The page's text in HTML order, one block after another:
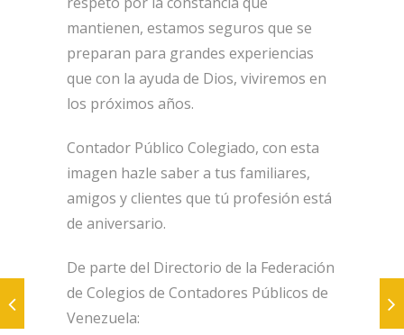
mantienen, estamos seguros que se
preparan para grandes experiencias
que con la ayuda de Dios, viviremos en
los próximos años.
Contador Público Colegiado, con esta
imagen hazle saber a tus familiares,
amigos y clientes que tú profesión está
de aniversario.
De parte del Directorio de la Federación
de Colegios de Contadores Públicos de
Venezuela: